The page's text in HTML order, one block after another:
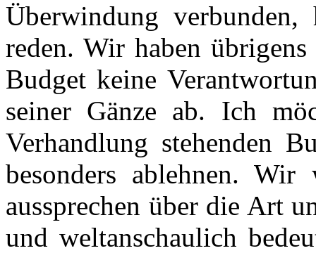
Überwindung verbunden,
reden. Wir haben
Budget keine
seiner Gänze ab. Ich
Verhandlung stehenden
besonders ablehnen.
aussprechen über die Art
und weltanschaulich